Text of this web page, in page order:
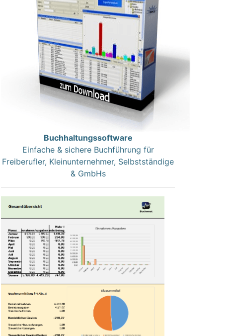
Buchhaltungssoftware
Einfache & sichere Buchführung für
Freiberufler, Kleinunternehmer, Selbstständige
& GmbHs